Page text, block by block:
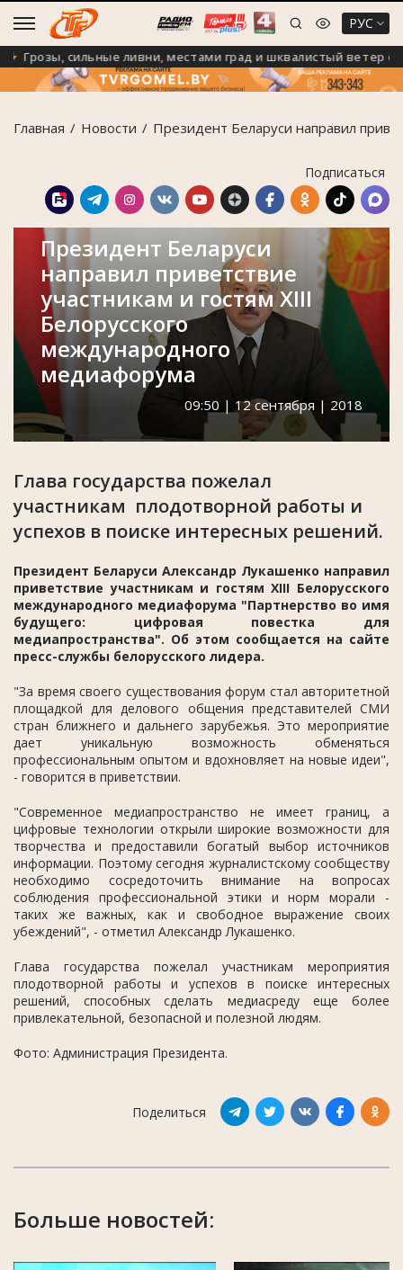
РУС
сильные ливни, местами град и шквалистый ветер с
Главная Новости Президент Беларуси направил
Подписаться
Президент Беларуси
направил приветствие
участникам и гостям ХIII
Белорусского
международного
медиафорума
09:50 | 12 сентября | 2018
Глава государства пожелал
участникам плодотворной работы и
успехов в поиске интересных решений.
Президент Беларуси Александр Лукашенко направил
приветствие участникам и гостям ХIII Белорусского
международного медиафорума "Партнерство во имя
будущего: цифровая повестка для
медиапространства". Об этом сообщается на сайте
пресс-службы белорусского лидера.
"За время своего существования форум стал авторитетной
площадкой для делового общения представителей СМИ
стран ближнего и дальнего зарубежья. Это мероприятие
дает уникальную возможность обменяться
профессиональным опытом и вдохновляет на новые идеи",
- говорится в приветствии.
"Современное медиапространство не имеет границ, а
цифровые технологии открыли широкие возможности для
творчества и предоставили богатый выбор источников
информации. Поэтому сегодня журналистскому сообществу
необходимо сосредоточить внимание на вопросах
соблюдения профессиональной этики и норм морали -
таких же важных, как и свободное выражение своих
убеждений", - отметил Александр Лукашенко.
Глава государства пожелал участникам мероприятия
плодотворной работы и успехов в поиске интересных
решений, способных сделать медиасреду еще более
привлекательной, безопасной и полезной людям.
Фото: Администрация Президента.
Поделиться
Больше новостей: